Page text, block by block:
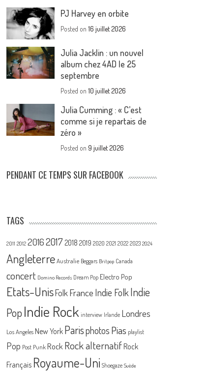
PJ Harvey en orbite
Posted on16 juillet 2026
Julia Jacklin : un nouvel
album chez 4AD le 25
septembre
Posted on10 juillet 2026
Julia Cumming : « C’est
comme si je repartais de
zéro »
Posted on9 juillet 2026
PENDANT CE TEMPS SUR FACEBOOK
TAGS
2011 2012 20162017 2018 2019 2020 2021 2022 2023 2024
Angleterre Australie Beggars Britpop Canada
concert Domino Records Dream Pop Electro Pop
Etats-UnisFolk France Indie FolkIndie
PopIndie Rock interview Irlande Londres
Los Angeles New York Parisphotos Pias playlist
Pop Post Punk Rock Rock alternatif Rock
Français Royaume-Uni Shoegaze Suède